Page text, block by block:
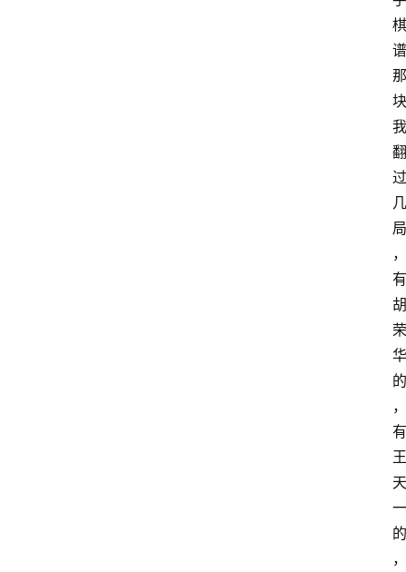
棋
谱
那
块
我
翻
过
几
局
，
有
胡
荣
华
的
，
有
王
天
一
的
，